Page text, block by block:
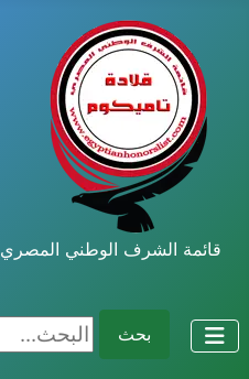
قائمة الشرف الوطني المصري
بحث البحث...